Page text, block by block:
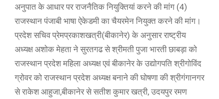
अनुपात के आधार पर राजनैतिक नियुक्तियां करने की मांग (4)
राजस्थान पंजाबी भाषा ऐकेडमी का चैयरमेन नियुक्त करने की मांग।
प्रदेश सचिव प्रेमप्रकाशखत्री(बीकानेर) के अनुसार राष्ट्रीय
अध्यक्ष अशोक मेहता ने सुरतगढ से श्रीमती पुजा भारती छाबड़ा को
राजस्थान प्रदेश महिला अध्यक्ष एवं बीकानेर के उद्योगपति श्रीगोविंद
ग्रोवर को राजस्थान प्रदेश अध्यक्ष बनाने की घोषणा की श्रीगंगानगर
से राकेश आहुजा,बीकानेर से सतीश कुमार खत्री, उदयपुर रमण